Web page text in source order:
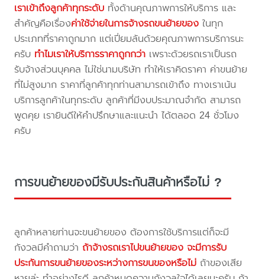
เราเข้าถึงลูกค้าทุกระดับ ทั้งด้านคุณภาพการให้บริการ และ
สำคัญคือเรื่องค่าใช้จ่ายในการจ้างรถขนย้ายของ ในทุก
ประเภทที่ราคาถูกมาก แต่เปี่ยมล้นด้วยคุณภาพการบริการนะ
ครับ ทำไมเราให้บริการราคาถูกกว่า เพราะด้วยรถเราเป็นรถ
รับจ้างส่วนบุคคล ไม่ใช่นามบริษัท ทำให้เราคิดราคา ค่าขนย้าย
ที่ไม่สูงมาก ราคาที่ลูกค้าทุกท่านสามารถเข้าถึง ทางเราเน้น
บริการลูกค้าในทุกระดับ ลูกค้าที่มีงบประมาณจำกัด สามารถ
พูดคุย เรายินดีให้คำปรึกษาและแนะนำ ได้ตลอด 24 ชั่วโมง
ครับ
การขนย้ายของมีรับประกันสินค้าหรือไม่ ?
ลูกค้าหลายท่านจะขนย้ายของ ต้องการใช้บริการแต่ก็จะมี
กังวลมีคำถามว่า ถ้าจ้างรถเราไปขนย้ายของ จะมีการรับ
ประกันการขนย้ายของระหว่างการขนของหรือไม่ ถ้าของเสีย